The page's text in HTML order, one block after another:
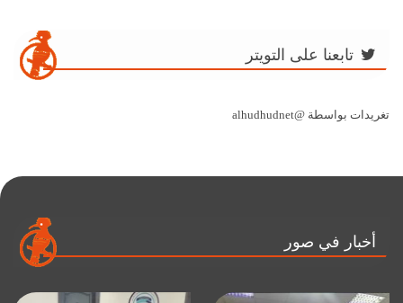
تابعنا على التويتر
تغريدات بواسطة @alhudhudnet
أخبار في صور